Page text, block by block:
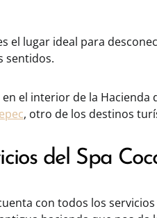
el lugar ideal para
sentidos.
el interior de la Hacienda
, otro de los destinos
del Spa
con todos los